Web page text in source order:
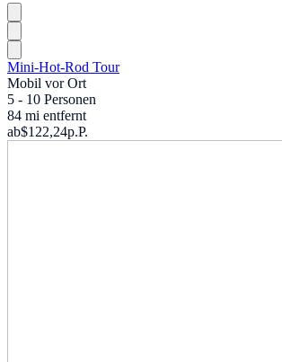
Mini-Hot-Rod Tour
Mobil vor Ort
5 - 10 Personen
84 mi entfernt
ab$122,24p.P.